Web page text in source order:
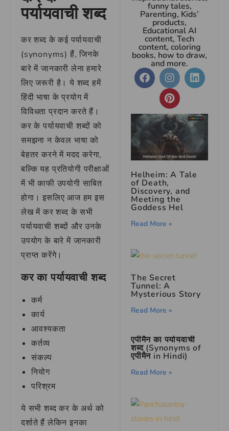
पर्यायवाची शब्द
कर शब्द के कई पर्यायवाची
(synonyms) हैं, जिनके
बारे में जानकारी लेना हमारे
लिए जरूरी है। ये शब्द हमें
हिंदी भाषा के प्रयोग में
विविधता प्रदान करते हैं।
कर के पर्यायवाची शब्दों को
समझना न केवल भाषा को
बेहतर करने में मदद करेगा,
बल्कि यह प्रतियोगी परीक्षाओं
में भी काफी उपयोगी साबित
होगा। इसलिए आज हम इस
लेख में कर शब्द के सभी
पर्यायवाची शब्दों और उनके
उपयोग के बारे में जानकारी
प्राप्त करेंगे।
कर का पर्यायवाची शब्द
कर्म
कार्य
आवश्यकता
कर्तव्य
संकल्प
नियोग
परिश्रम
ये सभी शब्द कर के अर्थ को
दर्शाते हैं लेकिन इनका
funny tales,
Parenting, Kids’
products,
Educational AI
content, Tech
content, coloring
books, how to draw,
and more.
Helheim: A Tale
of Death,
Discovery, and
Meeting the
Goddess Hel
Read More »
The Secret
Tunnel: A
Mysterious Story
Read More »
एपीमैन का पर्यायवाची
शब्द (Synonyms of
एपीमैन in Hindi)
Read More »